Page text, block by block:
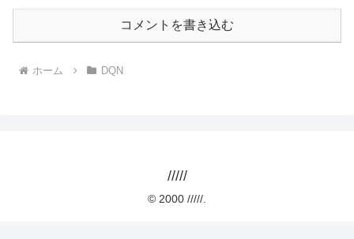
コメントを書き込む
ホーム DQN
/////
© 2000 /////.